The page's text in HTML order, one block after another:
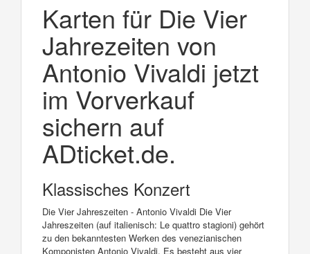
Karten für Die Vier
Jahrezeiten von
Antonio Vivaldi jetzt
im Vorverkauf
sichern auf
ADticket.de.
Klassisches Konzert
Die Vier Jahreszeiten - Antonio Vivaldi Die Vier
Jahreszeiten (auf italienisch: Le quattro stagioni) gehört
zu den bekanntesten Werken des venezianischen
Komponisten Antonio Vivaldi. Es besteht aus vier